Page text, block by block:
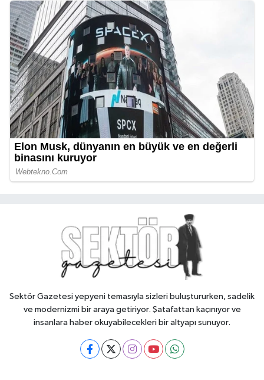
Sektör Gazetesi yepyeni temasıyla sizleri buluştururken, sadelik
ve modernizmi bir araya getiriyor. Şatafattan kaçınıyor ve
insanlara haber okuyabilecekleri bir altyapı sunuyor.